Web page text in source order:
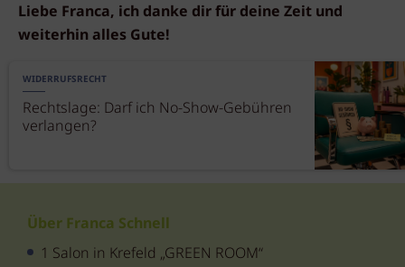
Liebe Franca, ich danke dir für deine Zeit und
weiterhin alles Gute!
WIDERRUFSRECHT
Rechtslage: Darf ich No-Show-Gebühren
verlangen?
Über Franca Schnell
1 Salon in Krefeld „GREEN ROOM“